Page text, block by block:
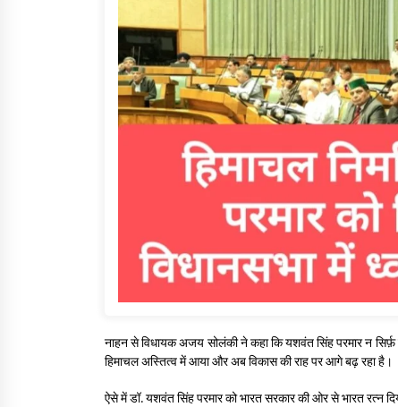
नाहन से विधायक अजय सोलंकी ने कहा कि यशवंत सिंह परमार न सिर्फ़
हिमाचल अस्तित्व में आया और अब विकास की राह पर आगे बढ़ रहा है।
ऐसे में डॉ. यशवंत सिंह परमार को भारत सरकार की ओर से भारत रत्न